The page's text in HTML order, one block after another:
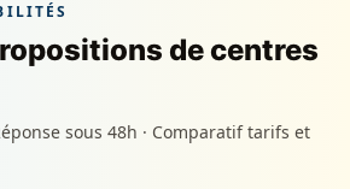
de centres
sous 48h · Comparatif tarifs et